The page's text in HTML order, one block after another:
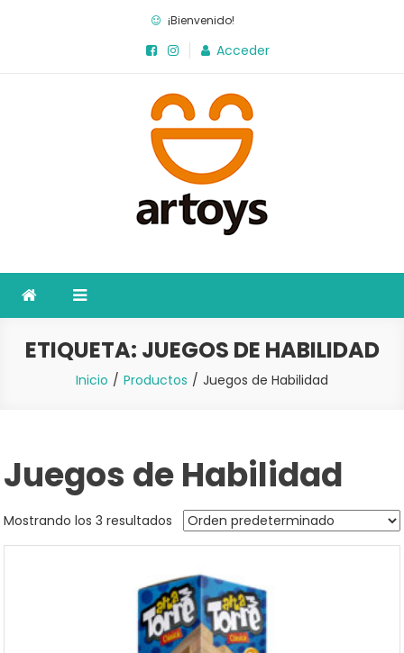
¡Bienvenido!
Acceder
ETIQUETA: JUEGOS DE HABILIDAD
Inicio Productos Juegos de Habilidad
Juegos de Habilidad
Mostrando los 3 resultados